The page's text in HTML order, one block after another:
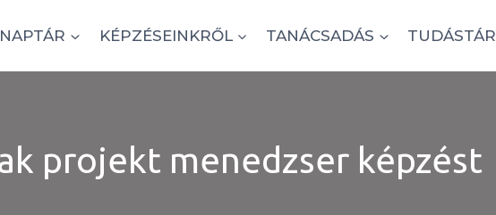
KÉPZÉSEINKRŐL TANÁCSADÁS TUDÁSTÁR
projekt menedzser képzést